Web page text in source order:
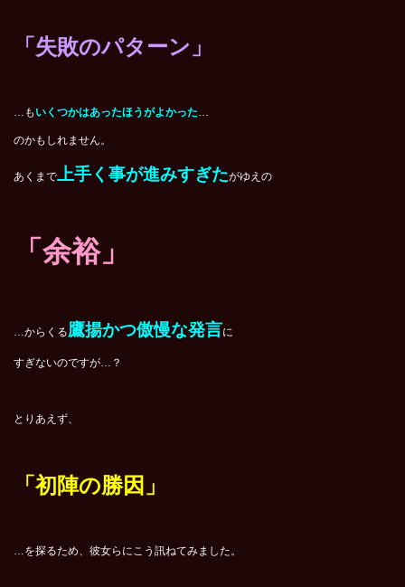
「失敗のパターン」
…も いくつかはあったほうがよかった…
のかもしれません。
あくまで 上手く事が進みすぎたがゆえの
「余裕」
…からくる鷹揚かつ傲慢な発言に
すぎないのですが…？
とりあえず、
「初陣の勝因」
…を探るため、彼女らにこう訊ねてみました。